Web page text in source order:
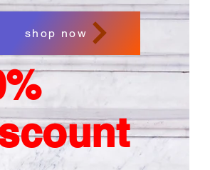
shop now